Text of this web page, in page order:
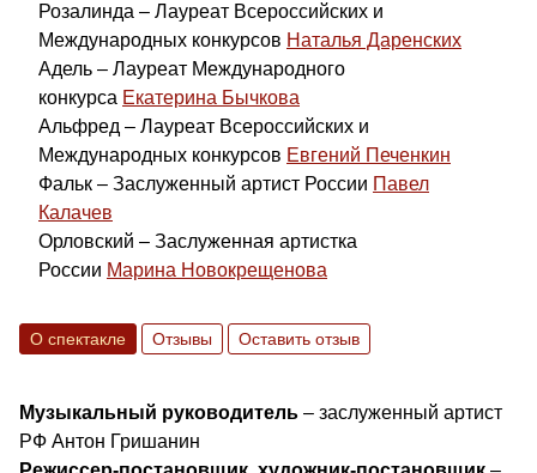
Розалинда – Лауреат Всероссийских и
Международных конкурсов Наталья Даренских
Адель – Лауреат Международного
конкурса Екатерина Бычкова
Альфред – Лауреат Всероссийских и
Международных конкурсов Евгений Печенкин
Фальк – Заслуженный артист России Павел
Калачев
Орловский – Заслуженная артистка
России Марина Новокрещенова
О спектакле Отзывы Оставить отзыв
Музыкальный руководитель – заслуженный артист
РФ Антон Гришанин